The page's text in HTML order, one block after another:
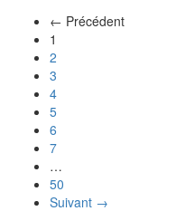
← Précédent
1
2
3
4
5
6
7
…
50
Suivant →